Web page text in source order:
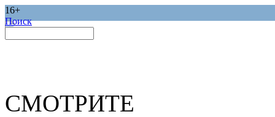
16+
Поиск
СМОТРИТЕ